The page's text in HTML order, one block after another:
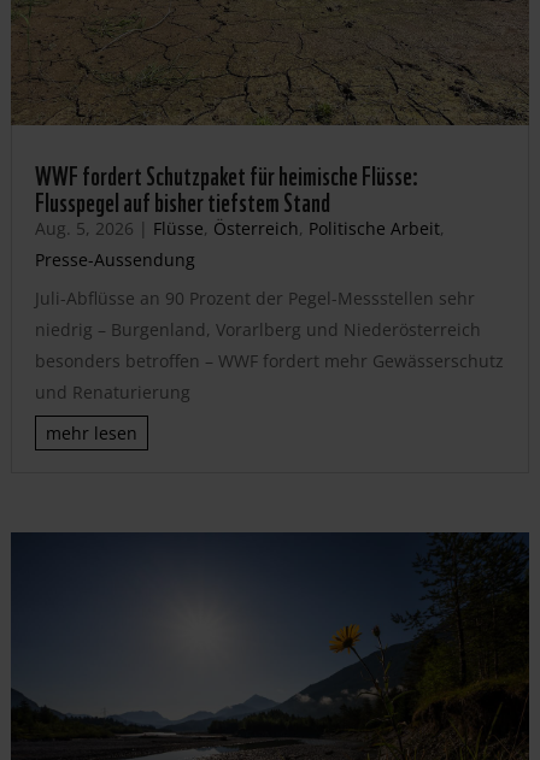
WWF fordert Schutzpaket für heimische Flüsse:
Flusspegel auf bisher tiefstem Stand
Aug. 5, 2026 | Flüsse, Österreich, Politische Arbeit,
Presse-Aussendung
Juli-Abflüsse an 90 Prozent der Pegel-Messstellen sehr
niedrig – Burgenland, Vorarlberg und Niederösterreich
besonders betroffen – WWF fordert mehr Gewässerschutz
und Renaturierung
mehr lesen